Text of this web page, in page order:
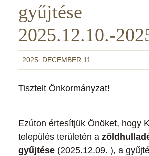
gyűjtése
2025.12.10.-
2025. DECEMBER 11.
Tisztelt Önkormányzat!
Ezúton értesítjük Önöket, hogy
település területén a
gyűjtése (2025.12.09. ), a